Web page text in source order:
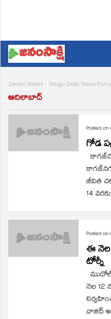
Janam Sakshi - Telugu Daily News
ఆదిలాబాద్
Posted on
గోడ
జీవిత
14
Posted on
ఈ నెల
టోర్నీ
నెల 12
వాజిద్‌